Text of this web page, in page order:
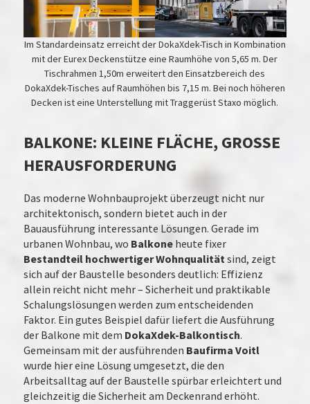
Im Standardeinsatz erreicht der DokaXdek-Tisch in Kombination
mit der Eurex Deckenstütze eine Raumhöhe von 5,65 m. Der
Tischrahmen 1,50m erweitert den Einsatzbereich des
DokaXdek-Tisches auf Raumhöhen bis 7,15 m. Bei noch höheren
Decken ist eine Unterstellung mit Traggerüst Staxo möglich.
BALKONE: KLEINE FLÄCHE, GROSSE H
ERAUSFORDERUNG
Das moderne Wohnbauprojekt überzeugt nicht nur
architektonisch, sondern bietet auch in der
Bauausführung interessante Lösungen. Gerade im
urbanen Wohnbau, wo Balkone heute fixer
Bestandteil hochwertiger Wohnqualitätsind, zeigt
sich auf der Baustelle besonders deutlich: Effizienz
allein reicht nicht mehr – Sicherheit und praktikable
Schalungslösungen werden zum entscheidenden
Faktor. Ein gutes Beispiel dafür liefert die Ausführung
der Balkone mit dem DokaXdek-Balkontisch.
Gemeinsam mit der ausführenden Baufirma Voitl
wurde hier eine Lösung umgesetzt, die den
Arbeitsalltag auf der Baustelle spürbar erleichtert und
gleichzeitig die Sicherheit am Deckenrand erhöht.